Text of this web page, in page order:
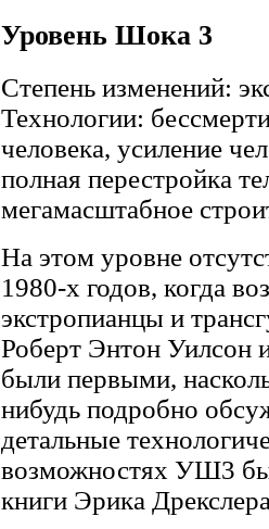
Уровень Шока 3
Степень изменений:
Технологии:
человека, усиление
полная перестройка
мегамасштабное
На этом уровне
1980-х годов, когда
экстропианцы и
Роберт Энтон Уилсон
были первыми,
нибудь подробно
детальные
возможностях УШ3
книги Эрика